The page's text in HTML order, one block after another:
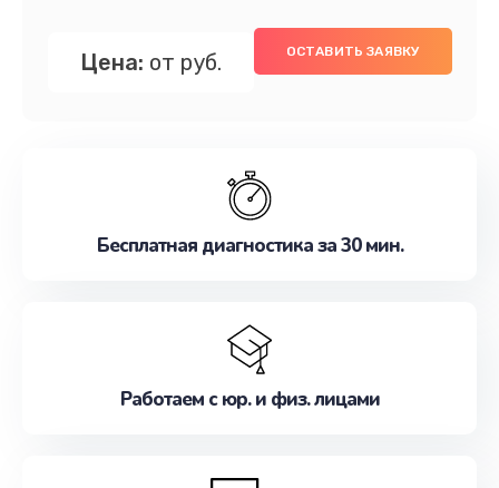
Цена: от руб. ОСТАВИТЬ ЗАЯВКУ
Бесплатная диагностика за 30 мин.
Работаем с юр. и физ. лицами